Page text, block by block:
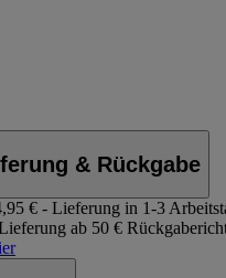
& Rückgabe
€ - Lieferung in 1-3
ab 50 €